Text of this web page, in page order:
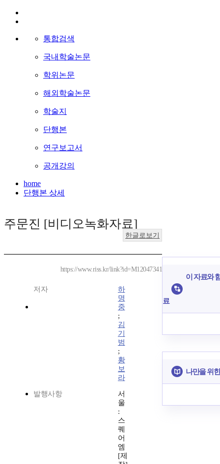
통합검색
국내학술논문
학위논문
해외학술논문
학술지
단행본
연구보고서
공개강의
home
단행본 상세
주문진 [비디오녹화자료]
한글로보기
https://www.riss.kr/link?id=M12047341
저자
하
명
중
;
김
기
범
;
황
보
라
발행사항
서
울
:
스
퀘
어
엠
[제
이 자료와
료
나만을 위